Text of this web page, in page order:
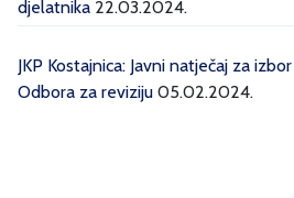
djelatnika 22.03.2024.
JKP Kostajnica: Javni natječaj za
Odbora za reviziju 05.02.2024.